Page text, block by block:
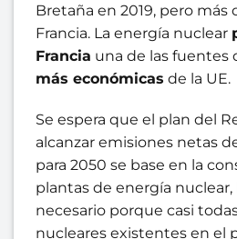
Bretaña en 2019, pero más
Francia. La energía nuclear
Francia una de las fuentes
más económicas de la UE.
Se espera que el plan del
alcanzar emisiones netas
para 2050 se base en la
plantas de energía nuclear,
necesario porque casi
nucleares existentes en el